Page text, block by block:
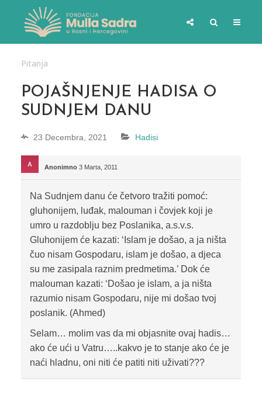
Pitanja
POJAŠNJENJE HADISA O
SUDNJEM DANU
23 Decembra, 2021 Hadisi
Anonimno 3 Marta, 2011
Na Sudnjem danu će četvoro tražiti pomoć:
gluhonijem, luđak, malouman i čovjek koji je
umro u razdoblju bez Poslanika, a.s.v.s.
Gluhonijem će kazati: ‘Islam je došao, a ja ništa
čuo nisam Gospodaru, islam je došao, a djeca
su me zasipala raznim predmetima.’ Dok će
malouman kazati: ‘Došao je islam, a ja ništa
razumio nisam Gospodaru, nije mi došao tvoj
poslanik. (Ahmed)
Selam… molim vas da mi objasnite ovaj hadis…
ako će ući u Vatru…..kakvo je to stanje ako će je
naći hladnu, oni niti će patiti niti uživati???